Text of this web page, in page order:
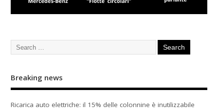
Breaking news
Ricarica auto elettriche: il 15% delle colonnine è inutilizzabile